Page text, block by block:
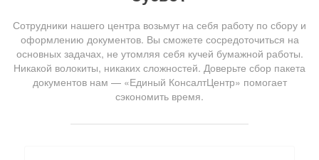
Сотрудники нашего центра возьмут на себя работу по сбору и
оформлению документов. Вы сможете сосредоточиться на
основных задачах, не утомляя себя кучей бумажной работы.
Никакой волокиты, никаких сложностей. Доверьте сбор пакета
документов нам — «Единый КонсалтЦентр» помогает
сэкономить время.